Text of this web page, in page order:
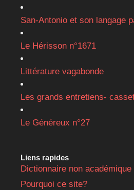
San-Antonio et son langage
Le Hérisson n°1671
Littérature vagabonde
Les grands entretiens-
Le Généreux n°27
Liens rapides
Dictionnaire non académique
Pourquoi ce site?